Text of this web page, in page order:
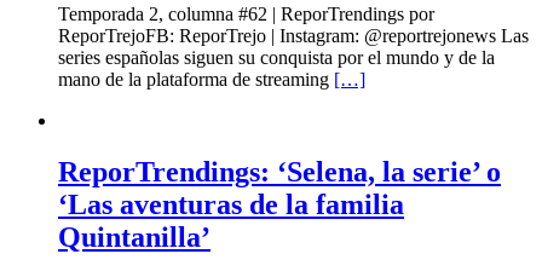
Temporada 2, columna #62 | ReporTrendings por
ReporTrejoFB: ReporTrejo | Instagram: @reportrejonews Las
series españolas siguen su conquista por el mundo y de la
mano de la plataforma de streaming […]
ReporTrendings: ‘Selena, la serie’ o
‘Las aventuras de la familia
Quintanilla’